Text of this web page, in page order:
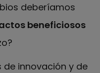
deberíamos
beneficiosos
de innovación y de